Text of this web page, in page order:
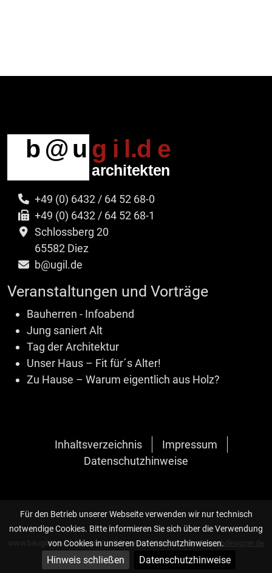
Für den Betrieb unserer Webseite verwenden wir nur technisch
notwendige Cookies. Bitte informieren Sie sich über die Verwendung
von Cookies in unseren Datenschutzhinweisen.
Hinweis schließen Datenschutzhinweise
+49 (0) 6432 / 64 52 68-0
+49 (0) 6432 / 64 52 68-1
Schlossberg 20
65582 Diez
b@ugil.de
Veranstaltungen und Vorträge
Bauherren - Infoabend
Jung saniert Alt
Tag der Architektur
Unser Haus – Fit für´s Alter!
Zu Hause – Warum eigentlich aus Holz?
Inhaltsverzeichnis
Impressum
Datenschutzhinweise
www.baugilde-architekten.de, © Design 2020 - 2026 bydie-webdesigner.de